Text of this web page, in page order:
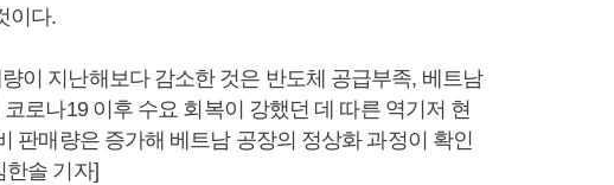
이다.
이 지난해보다 감소한 것은 반도체 공급부족, 베트남
로나19 이후 수요 회복이 강했던 데 따른 역기저 현
판매량은 증가해 베트남 공장의 정상화 과정이 확인
한솔 기자]